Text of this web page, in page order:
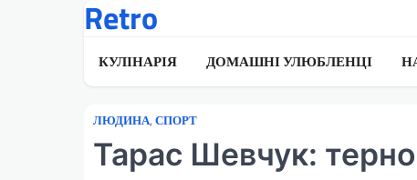
Retro
КУЛІНАРІЯ ДОМАШНІ УЛЮБЛЕНЦІ
ЛЮДИНА, СПОРТ
Тарас Шевчук: